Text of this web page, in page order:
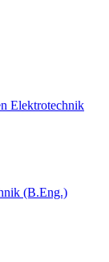
Elektrotechnik
(B.Eng.)